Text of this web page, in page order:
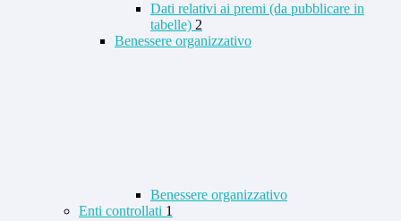
Dati relativi ai premi (da pubblicare in
tabelle) 2
Benessere organizzativo
Benessere organizzativo
Enti controllati 1